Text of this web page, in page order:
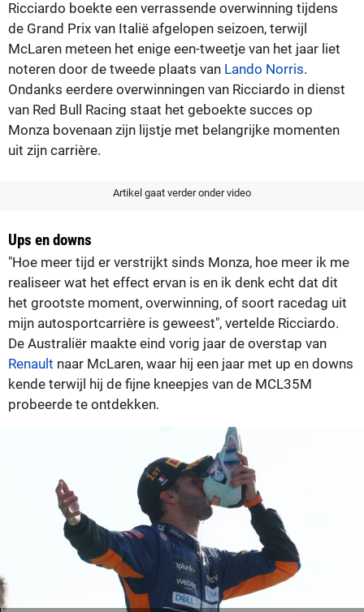
Ricciardo boekte een verrassende overwinning tijdens
de Grand Prix van Italië afgelopen seizoen, terwijl
McLaren meteen het enige een-tweetje van het jaar liet
noteren door de tweede plaats van Lando Norris.
Ondanks eerdere overwinningen van Ricciardo in dienst
van Red Bull Racing staat het geboekte succes op
Monza bovenaan zijn lijstje met belangrijke momenten
uit zijn carrière.
Artikel gaat verder onder video
Ups en downs
"Hoe meer tijd er verstrijkt sinds Monza, hoe meer ik me
realiseer wat het effect ervan is en ik denk echt dat dit
het grootste moment, overwinning, of soort racedag uit
mijn autosportcarrière is geweest", vertelde Ricciardo.
De Australiër maakte eind vorig jaar de overstap van
Renault naar McLaren, waar hij een jaar met up en downs
kende terwijl hij de fijne kneepjes van de MCL35M
probeerde te ontdekken.